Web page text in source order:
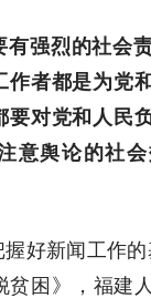
有强烈的社会
作者都是为党
要对党和人民
意舆论的社
好新闻工作
贫困》，福建